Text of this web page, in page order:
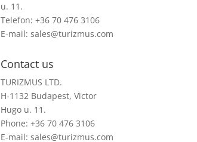
u. 11.
Telefon: +36 70 476 3106
E-mail:sales@turizmus.com
Contact us
TURIZMUS LTD.
H-1132 Budapest, Victor
Hugo u. 11.
Phone: +36 70 476 3106
E-mail:sales@turizmus.com